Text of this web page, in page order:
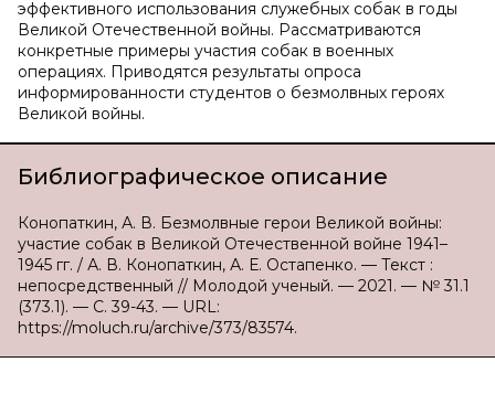
эффективного использования служебных собак в годы
Великой Отечественной войны. Рассматриваются
конкретные примеры участия собак в военных
операциях. Приводятся результаты опроса
информированности студентов о безмолвных героях
Великой войны.
Библиографическое описание
Конопаткин, А. В. Безмолвные герои Великой войны:
участие собак в Великой Отечественной войне 1941–
1945 гг. / А. В. Конопаткин, А. Е. Остапенко. — Текст :
непосредственный // Молодой ученый. — 2021. — № 31.1
(373.1). — С. 39-43. — URL:
https://moluch.ru/archive/373/83574.